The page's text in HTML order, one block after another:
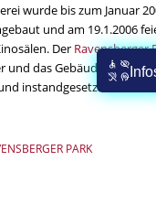
wurde bis zum Januar
und am 19.1.2006
Der Ravensberger
und das
instandgesetzt.
PARK